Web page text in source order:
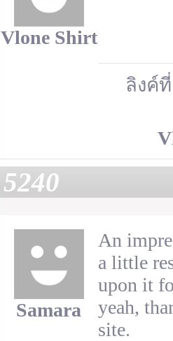
Vlone Shirt
ลิงค์
5240
Samara
An
a little
upon it
yeah,
site.